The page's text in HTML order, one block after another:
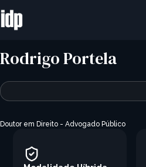
Rodrigo Portela
Doutor em Direito - Advogado Público